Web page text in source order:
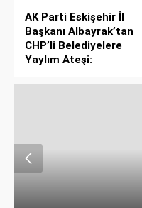
AK Parti Eskişehir İl
Başkanı Albayrak’tan
CHP’li Belediyelere
Yaylım Ateşi: